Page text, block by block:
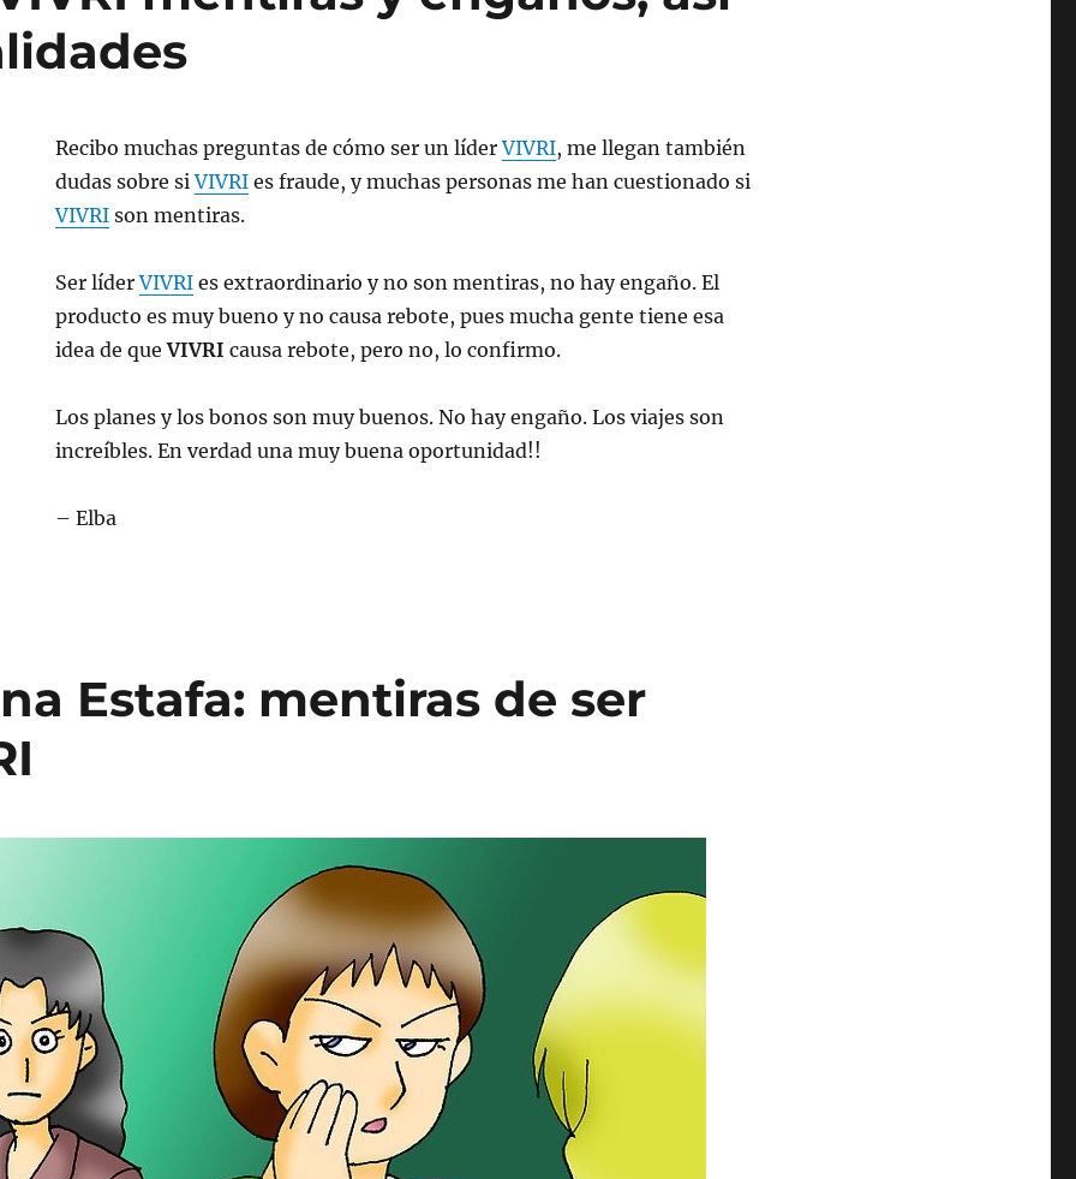
Recibo muchas preguntas de cómo ser un líderVIVRI, me llegan también
dudas sobre siVIVRI es fraude, y muchas personas me han cuestionado si
VIVRI son mentiras.
Ser líderVIVRI es extraordinario y no son mentiras, no hay engaño. El
producto es muy bueno y no causa rebote, pues mucha gente tiene esa
idea de que VIVRI causa rebote, pero no, lo confirmo.
Los planes y los bonos son muy buenos. No hay engaño. Los viajes son
increíbles. En verdad una muy buena oportunidad!!
– Elba
Estafa: mentiras de ser